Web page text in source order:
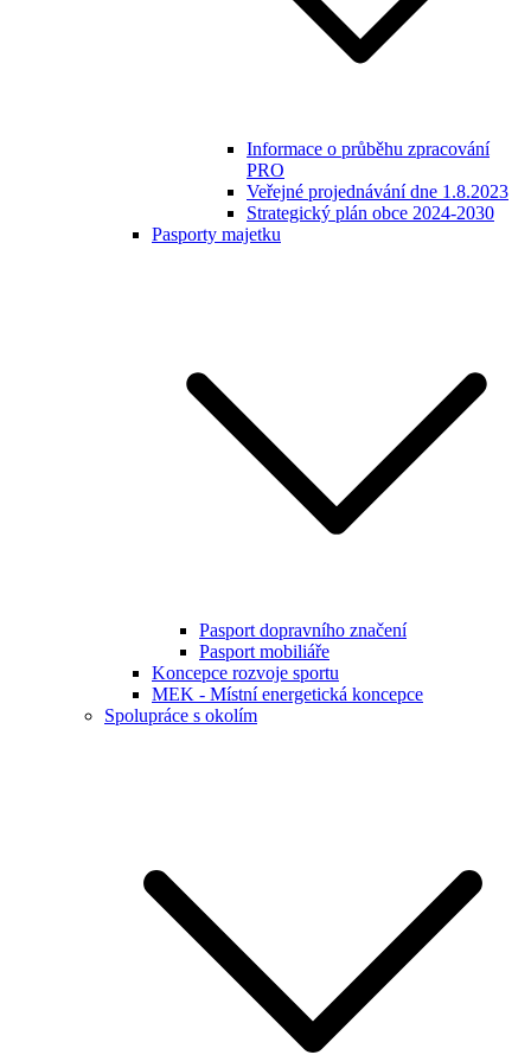
Informace o průběhu zpracování
PRO
Veřejné projednávání dne 1.8.2023
Strategický plán obce 2024-2030
Pasporty majetku
Pasport dopravního značení
Pasport mobiliáře
Koncepce rozvoje sportu
MEK - Místní energetická koncepce
Spolupráce s okolím